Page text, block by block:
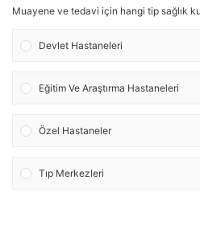
Muayene ve tedavi için hangi tip sağlık
Devlet Hastaneleri
Eğitim Ve Araştırma Hastaneleri
Özel Hastaneler
Tıp Merkezleri